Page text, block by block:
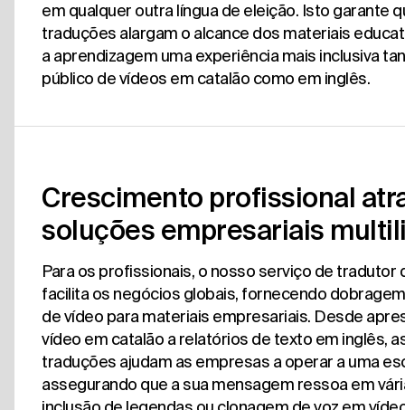
em qualquer outra língua de eleição. Isto garante
traduções alargam o alcance dos materiais
a aprendizagem uma experiência mais inclusiva
público de vídeos em catalão como em inglês.
Crescimento profissional
soluções empresariais
Para os profissionais, o nosso serviço de tradutor
facilita os negócios globais, fornecendo
de vídeo para materiais empresariais. Desde
vídeo em catalão a relatórios de texto em inglês,
traduções ajudam as empresas a operar a uma
assegurando que a sua mensagem ressoa em